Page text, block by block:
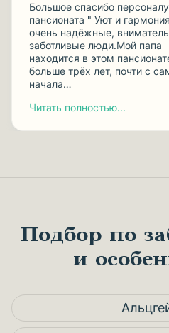
Большое спасибо персоналу
пансионата " Уют и
очень надёжные,
заботливые люди.Мой папа
находится в этом
больше трёх лет, почти с
начала…
Читать полностью...
Подбор по
и